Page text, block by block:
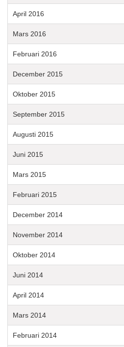
April 2016
Mars 2016
Februari 2016
December 2015
Oktober 2015
September 2015
Augusti 2015
Juni 2015
Mars 2015
Februari 2015
December 2014
November 2014
Oktober 2014
Juni 2014
April 2014
Mars 2014
Februari 2014